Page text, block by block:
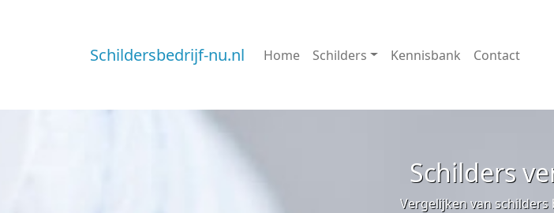
Schildersbedrijf-nu.nl Home Schilders Kennisbank Contact
Schilders
Vergelijken van